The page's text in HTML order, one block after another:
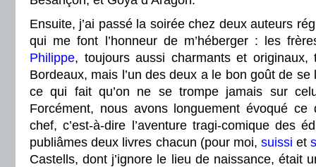
Ensuite, j’ai passé la soirée chez deux auteurs
qui me font l’honneur de m’héberger : les
Philippe, toujours aussi charmants et originaux,
Bordeaux, mais l’un des deux a le bon goût de
ce qui fait qu’on ne se trompe jamais sur
Forcément, nous avons longuement évoqué
chef, c’est-à-dire l’aventure tragi-comique des
publiâmes deux livres chacun (pour moi,suissi et
Castells, dont j’ignore le lieu de naissance, était